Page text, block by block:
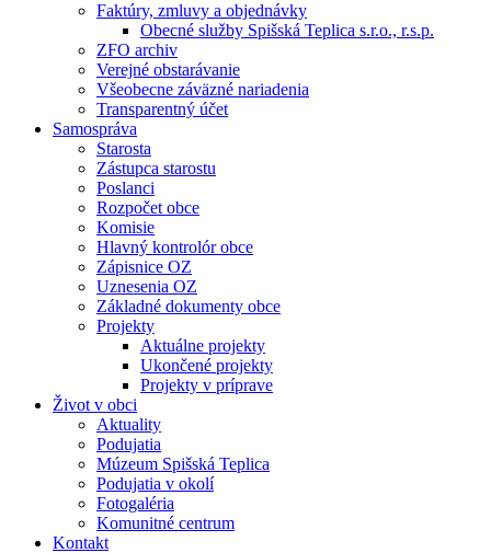
Faktúry, zmluvy a objednávky
Obecné služby Spišská Teplica s.r.o., r.s.p.
ZFO archiv
Verejné obstarávanie
Všeobecne záväzné nariadenia
Transparentný účet
Samospráva
Starosta
Zástupca starostu
Poslanci
Rozpočet obce
Komisie
Hlavný kontrolór obce
Zápisnice OZ
Uznesenia OZ
Základné dokumenty obce
Projekty
Aktuálne projekty
Ukončené projekty
Projekty v príprave
Život v obci
Aktuality
Podujatia
Múzeum Spišská Teplica
Podujatia v okolí
Fotogaléria
Komunitné centrum
Kontakt